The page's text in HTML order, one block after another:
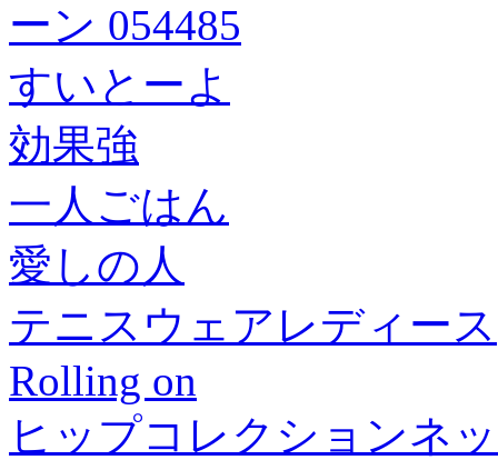
ーン 054485
すいとーよ
効果強
一人ごはん
愛しの人
テニスウェアレディース
Rolling on
ヒップコレクションネ